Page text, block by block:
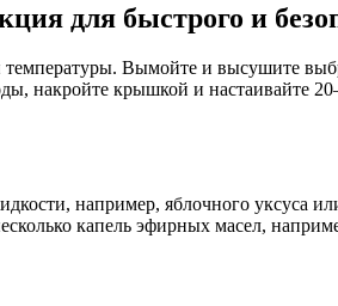
для быстрого и
Вымойте и высушите
накройте крышкой и настаивайте
например, яблочного уксуса
капель эфирных масел,